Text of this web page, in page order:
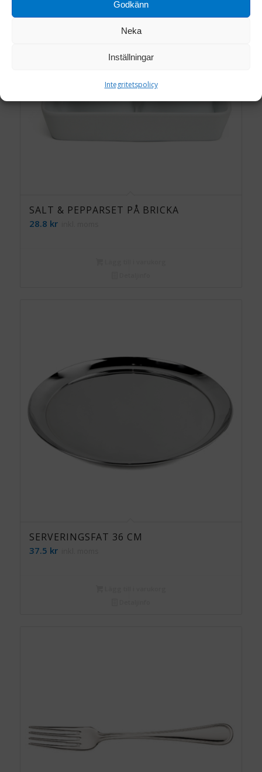
Godkänn
Neka
Inställningar
Integritetspolicy
SALT & PEPPARSET PÅ BRICKA
28.8 krinkl. moms
SERVERINGSFAT 36 CM
37.5 krinkl. moms